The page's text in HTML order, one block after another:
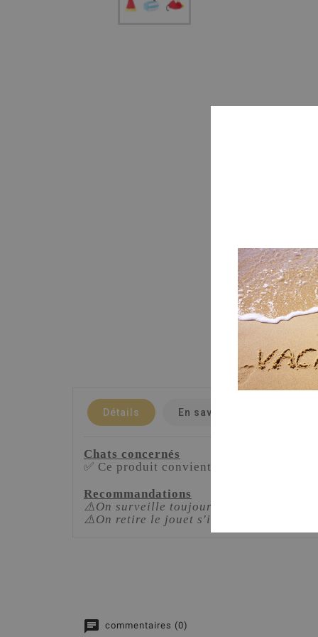
Détails En savoir plus
Chats concernés
✅ Ce produit convient pour
Recommandations
⚠️On surveille toujours son animal
⚠️On retire le jouet s'il est endommagé
commentaires (0)